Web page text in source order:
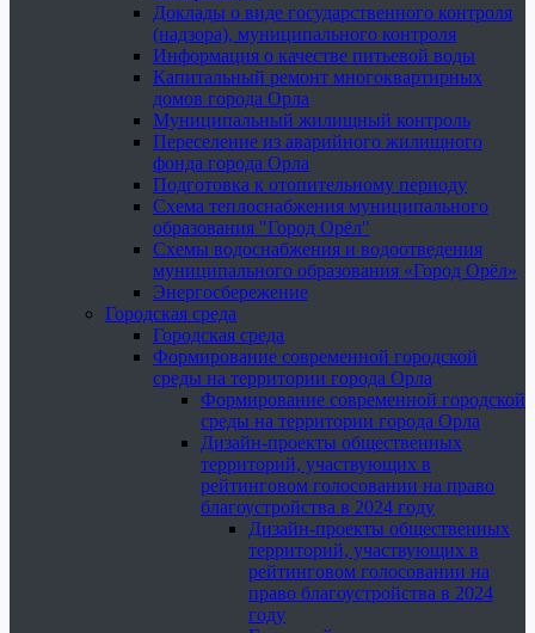
Доклады о виде государственного контроля
(надзора), муниципального контроля
Информация о качестве питьевой воды
Капитальный ремонт многоквартирных
домов города Орла
Муниципальный жилищный контроль
Переселение из аварийного жилищного
фонда города Орла
Подготовка к отопительному периоду
Схема теплоснабжения муниципального
образования "Город Орёл"
Схемы водоснабжения и водоотведения
муниципального образования «Город Орёл»
Энергосбережение
Городская среда
Городская среда
Формирование современной городской
среды на территории города Орла
Формирование современной городской
среды на территории города Орла
Дизайн-проекты общественных
территорий, участвующих в
рейтинговом голосовании на право
благоустройства в 2024 году
Дизайн-проекты общественных
территорий, участвующих в
рейтинговом голосовании на
право благоустройства в 2024
году